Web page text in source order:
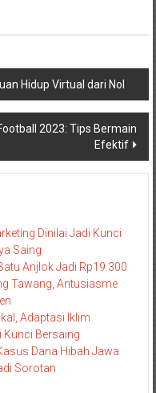
Hidup Virtual dari Nol
2023: Tips Bermain
Efektif
Dinilai Jadi Kunci
Saing
Anjlok Jadi Rp19.300
Tawang, Antusiasme
Adaptasi Iklim
Kunci Bersaing
Dana Hibah Jawa
Sorotan